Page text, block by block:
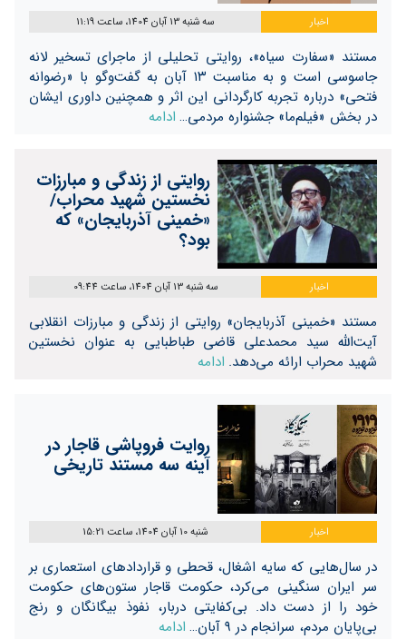
اخبار سه شنبه 13 آبان 1404، ساعت 11:19
مستند «سفارت سیاه»، روایتی تحلیلی از ماجرای تسخیر لانه
جاسوسی است و به مناسبت ۱۳ آبان به گفت‌وگو با «رضوانه
فتحی» درباره تجربه کارگردانی این اثر و همچنین داوری ایشان
در بخش «فیلم‌ما» جشنواره مردمی… ادامه
روایتی از زندگی و مبارزات
نخستین شهید محراب/
«خمینی آذربایجان» که
بود؟
اخبار سه شنبه 13 آبان 1404، ساعت 09:44
مستند «خمینی آذربایجان» روایتی از زندگی و مبارزات انقلابی
آیت‌الله سید محمدعلی قاضی طباطبایی به عنوان نخستین
شهید محراب ارائه می‌دهد. ادامه
روایت فروپاشی قاجار در
آینه سه مستند تاریخی
اخبار شنبه 10 آبان 1404، ساعت 15:21
در سال‌هایی که سایه اشغال، قحطی و قراردادهای استعماری بر
سر ایران سنگینی می‌کرد، حکومت قاجار ستون‌های حکومت
خود را از دست داد. بی‌کفایتی دربار، نفوذ بیگانگان و رنج
بی‌پایان مردم، سرانجام در ۹ آبان…
ادامه